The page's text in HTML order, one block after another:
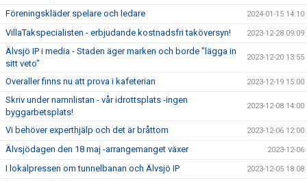
Föreningskläder spelare och ledare 2024-01-15 14:10
VillaTakspecialisten - erbjudande kostnadsfri taköversyn! 2023-12-28 09:09
Älvsjö IP i media - Staden äger marken och borde "lägga in
sitt veto"
2023-12-20 13:55
Overaller finns nu att prova i kafeterian 2023-12-19 15:00
Skriv under namnlistan - vår idrottsplats -ingen
byggarbetsplats!
2023-12-08 14:00
Vi behöver experthjälp och det är bråttom 2023-12-06 12:00
Älvsjödagen den 18 maj -arrangemanget växer 2023-12-06
I lokalpressen om tunnelbanan och Älvsjö IP 2023-12-05 18:08